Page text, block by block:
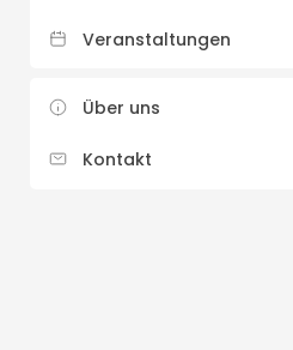
Veranstaltungen
Über uns
Kontakt